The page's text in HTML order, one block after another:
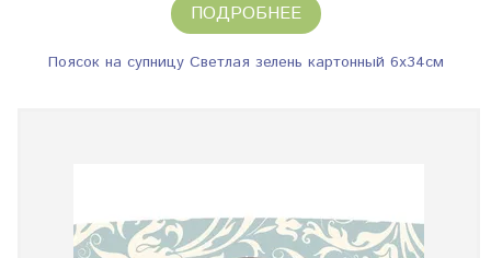
ПОДРОБНЕЕ
Поясок на супницу Светлая зелень картонный 6х34см